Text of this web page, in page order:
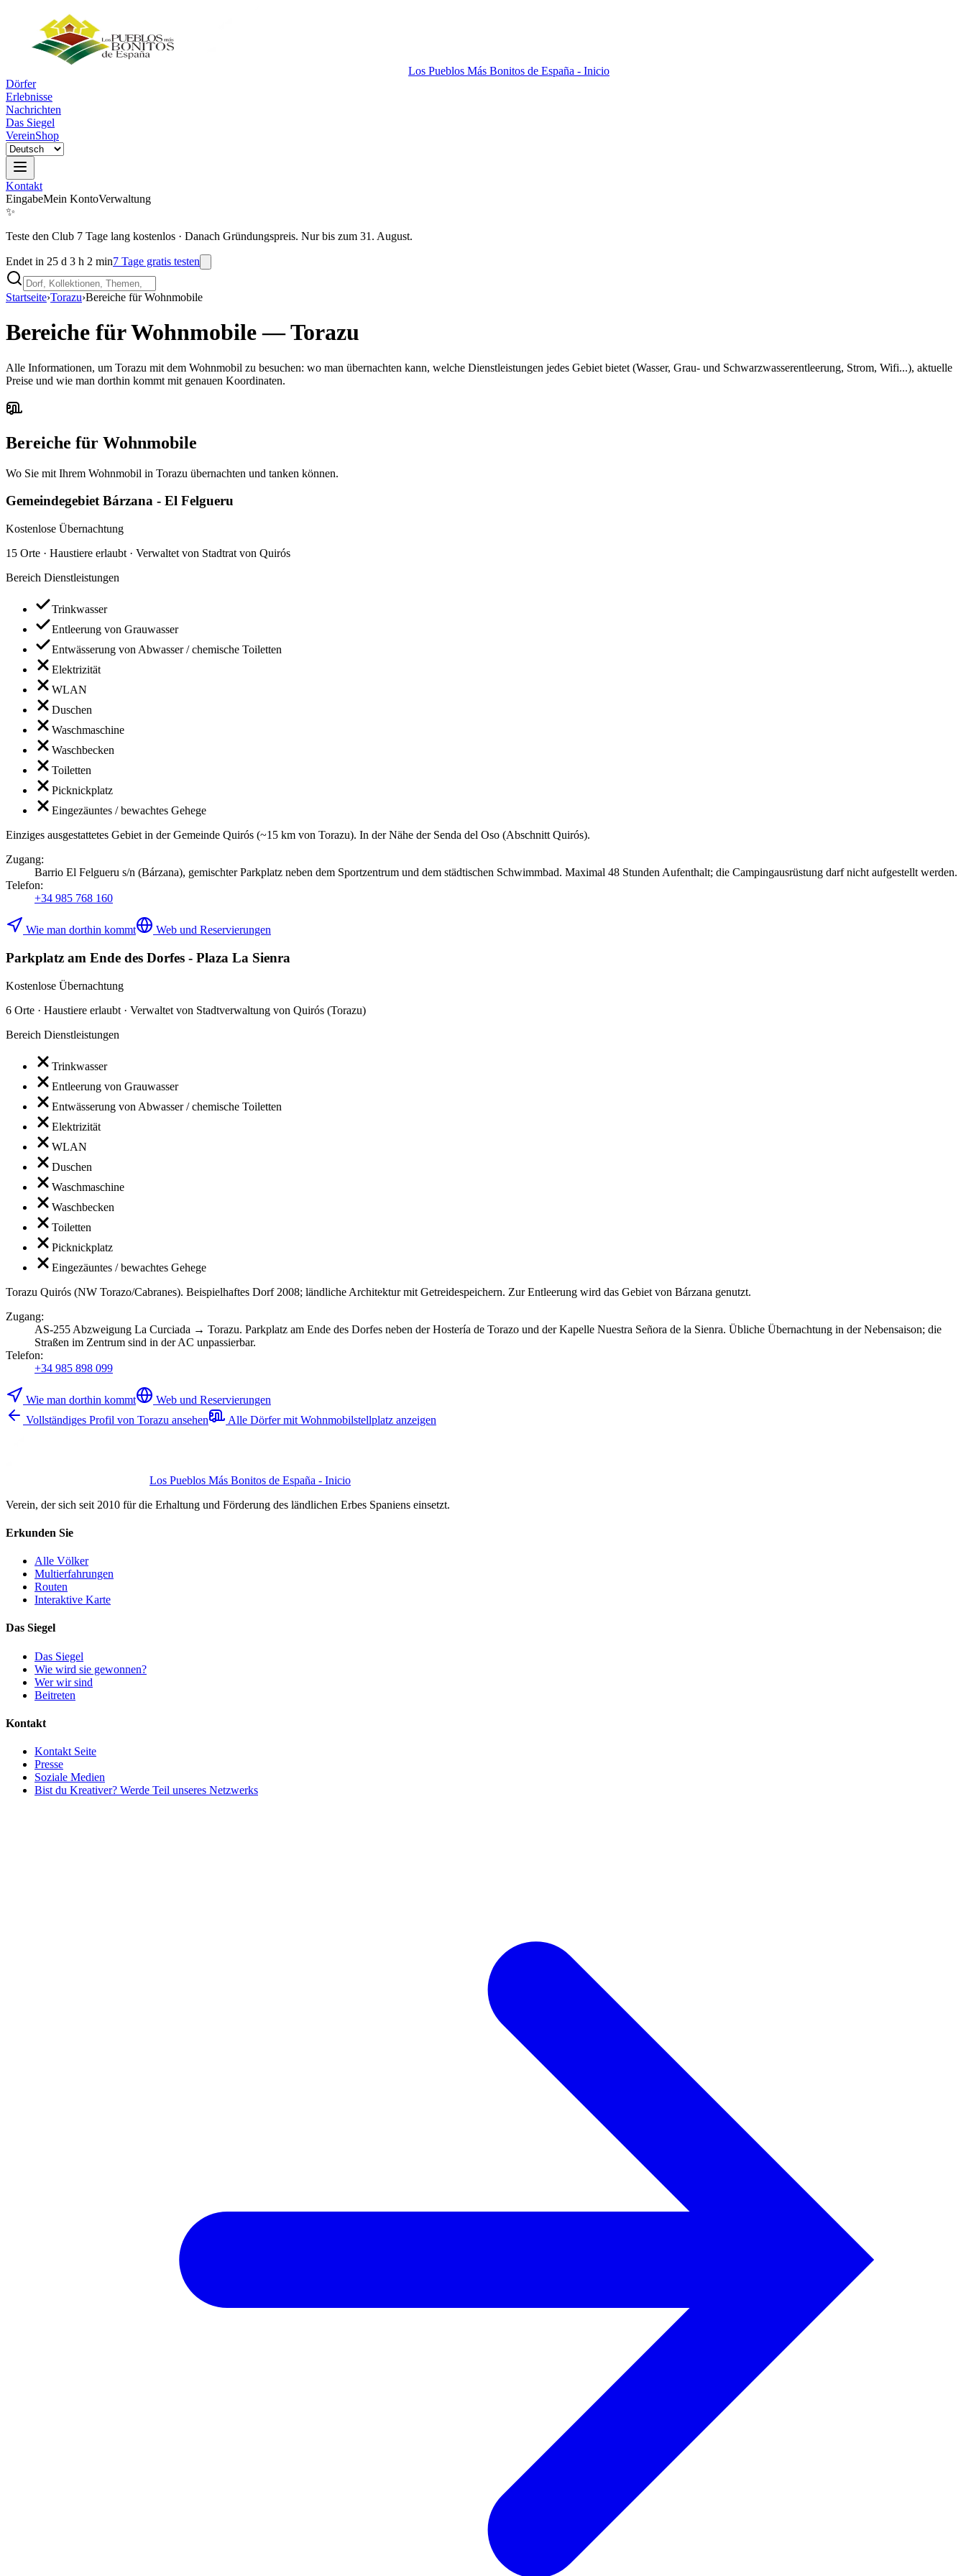
Los Pueblos Más Bonitos de España - Inicio
Dörfer
Erlebnisse
Nachrichten
Das Siegel
VereinShop
Kontakt
EingabeMein KontoVerwaltung
✨
Teste den Club 7 Tage lang kostenlos · Danach Gründungspreis. Nur bis zum 31. August.
Endet in 25 d 3 h 2 min7 Tage gratis testen
Startseite›Torazu›Bereiche für Wohnmobile
Bereiche für Wohnmobile—Torazu
Alle Informationen, um Torazu mit dem Wohnmobil zu besuchen: wo man übernachten kann, welche Dienstleistungen jedes Gebiet bietet (Wasser, Grau- und Schwarzwasserentleerung, Strom, Wifi...), aktuelle
Preise und wie man dorthin kommt mit genauen Koordinaten.
Bereiche für Wohnmobile
Wo Sie mit Ihrem Wohnmobil in Torazu übernachten und tanken können.
Gemeindegebiet Bárzana - El Felgueru
Kostenlose Übernachtung
15 Orte · Haustiere erlaubt · Verwaltet von Stadtrat von Quirós
Bereich Dienstleistungen
Trinkwasser
Entleerung von Grauwasser
Entwässerung von Abwasser / chemische Toiletten
Elektrizität
WLAN
Duschen
Waschmaschine
Waschbecken
Toiletten
Picknickplatz
Eingezäuntes / bewachtes Gehege
Einziges ausgestattetes Gebiet in der Gemeinde Quirós (~15 km von Torazu). In der Nähe der Senda del Oso (Abschnitt Quirós).
Zugang:
Barrio El Felgueru s/n (Bárzana), gemischter Parkplatz neben dem Sportzentrum und dem städtischen Schwimmbad. Maximal 48 Stunden Aufenthalt; die Campingausrüstung darf nicht aufgestellt werden.
Telefon:
+34 985 768 160
Wie man dorthin kommt Web und Reservierungen
Parkplatz am Ende des Dorfes - Plaza La Sienra
Kostenlose Übernachtung
6 Orte · Haustiere erlaubt · Verwaltet von Stadtverwaltung von Quirós (Torazu)
Bereich Dienstleistungen
Trinkwasser
Entleerung von Grauwasser
Entwässerung von Abwasser / chemische Toiletten
Elektrizität
WLAN
Duschen
Waschmaschine
Waschbecken
Toiletten
Picknickplatz
Eingezäuntes / bewachtes Gehege
Torazu Quirós (NW Torazo/Cabranes). Beispielhaftes Dorf 2008; ländliche Architektur mit Getreidespeichern. Zur Entleerung wird das Gebiet von Bárzana genutzt.
Zugang:
AS-255 Abzweigung La Curciada → Torazu. Parkplatz am Ende des Dorfes neben der Hostería de Torazo und der Kapelle Nuestra Señora de la Sienra. Übliche Übernachtung in der Nebensaison; die
Straßen im Zentrum sind in der AC unpassierbar.
Telefon:
+34 985 898 099
Wie man dorthin kommt
Web und Reservierungen
Vollständiges Profil von Torazu ansehen
Alle Dörfer mit Wohnmobilstellplatz anzeigen
Los Pueblos Más Bonitos de España - Inicio
Verein, der sich seit 2010 für die Erhaltung und Förderung des ländlichen Erbes Spaniens einsetzt.
Erkunden Sie
Alle Völker
Multierfahrungen
Routen
Interaktive Karte
Das Siegel
Das Siegel
Wie wird sie gewonnen?
Wer wir sind
Beitreten
Kontakt
Kontakt Seite
Presse
Soziale Medien
Bist du Kreativer? Werde Teil unseres Netzwerks